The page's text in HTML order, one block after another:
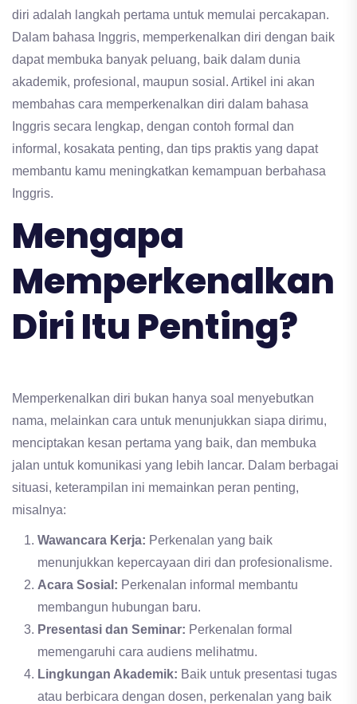
diri adalah langkah pertama untuk memulai percakapan.
Dalam bahasa Inggris, memperkenalkan diri dengan baik
dapat membuka banyak peluang, baik dalam dunia
akademik, profesional, maupun sosial. Artikel ini akan
membahas cara memperkenalkan diri dalam bahasa
Inggris secara lengkap, dengan contoh formal dan
informal, kosakata penting, dan tips praktis yang dapat
membantu kamu meningkatkan kemampuan berbahasa
Inggris.
Mengapa
Memperkenalkan
Diri Itu Penting?
Memperkenalkan diri bukan hanya soal menyebutkan
nama, melainkan cara untuk menunjukkan siapa dirimu,
menciptakan kesan pertama yang baik, dan membuka
jalan untuk komunikasi yang lebih lancar. Dalam berbagai
situasi, keterampilan ini memainkan peran penting,
misalnya:
Wawancara Kerja: Perkenalan yang baik
menunjukkan kepercayaan diri dan profesionalisme.
Acara Sosial: Perkenalan informal membantu
membangun hubungan baru.
Presentasi dan Seminar: Perkenalan formal
memengaruhi cara audiens melihatmu.
Lingkungan Akademik: Baik untuk presentasi tugas
atau berbicara dengan dosen, perkenalan yang baik